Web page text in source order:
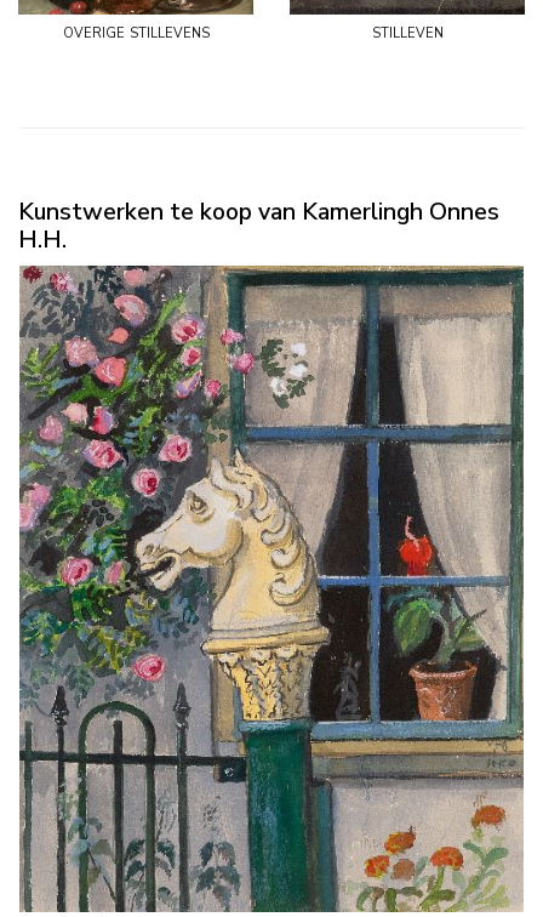
overige stillevens stilleven
Kunstwerken te koop van Kamerlingh Onnes
H.H.